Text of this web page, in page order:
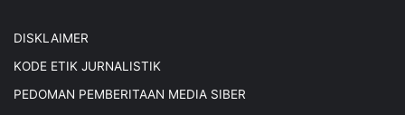
DISKLAIMER
KODE ETIK JURNALISTIK
PEDOMAN PEMBERITAAN MEDIA SIBER